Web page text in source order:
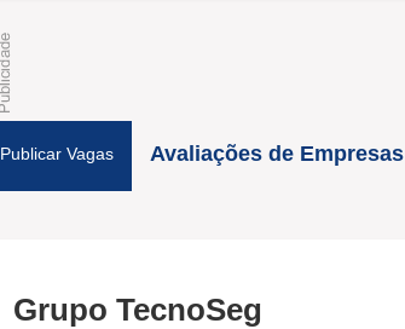
Publicar Vagas Avaliações de Empresas
Grupo TecnoSeg